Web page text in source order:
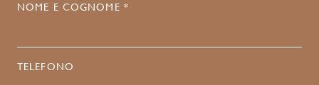
NOME E COGNOME *
TELEFONO